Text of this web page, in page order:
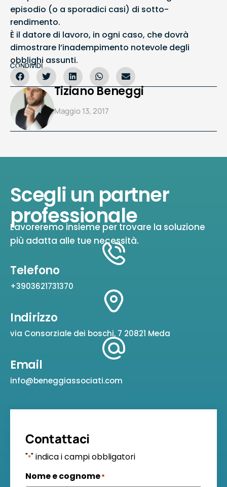
episodio (o a sporadici casi) di sotto-
rendimento.
È il datore di lavoro, in ogni caso, che dovrà
dimostrare l’inadempimento notevole degli
obblighi assunti.
CONDIVIDI
Tiziano Beneggi
Maggio 13, 2017
Scegli un partner
professionale
Lavoreremo insieme per trovare la soluzione
più adatta alle tue necessità.
Telefono
+3903621731370
Indirizzo
via Consorziale dei boschi, 7 20821 Meda
Email
info@beneggiassociati.com
Contattaci
"*" indica i campi obbligatori
Nome e cognome*